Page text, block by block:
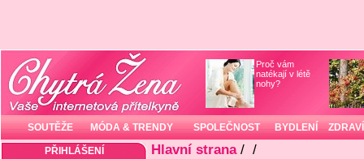
Proč vám
natékají v létě
nohy?
SOUTĚŽE MÓDA & TRENDY SPOLEČNOST BYDLENÍ ZDRAVÍ
PŘIHLÁŠENÍ Hlavní strana/ /